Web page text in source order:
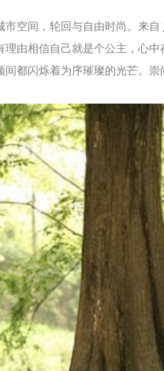
市空间，轮回与自由时尚。来自
理由相信自己就是个公主，心
间都闪烁着为序璀璨的光芒。